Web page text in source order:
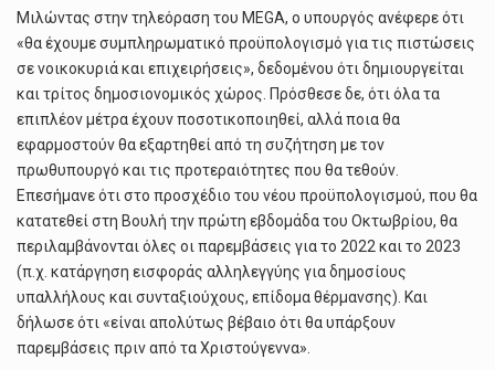
Μιλώντας στην τηλεόραση του MEGA, ο υπουργός ανέφερε ότι
«θα έχουμε συμπληρωματικό προϋπολογισμό για τις πιστώσεις
σε νοικοκυριά και επιχειρήσεις», δεδομένου ότι δημιουργείται
και τρίτος δημοσιονομικός χώρος. Πρόσθεσε δε, ότι όλα τα
επιπλέον μέτρα έχουν ποσοτικοποιηθεί, αλλά ποια θα
εφαρμοστούν θα εξαρτηθεί από τη συζήτηση με τον
πρωθυπουργό και τις προτεραιότητες που θα τεθούν.
Επεσήμανε ότι στο προσχέδιο του νέου προϋπολογισμού, που θα
κατατεθεί στη Βουλή την πρώτη εβδομάδα του Οκτωβρίου, θα
περιλαμβάνονται όλες οι παρεμβάσεις για το 2022 και το 2023
(π.χ. κατάργηση εισφοράς αλληλεγγύης για δημοσίους
υπαλλήλους και συνταξιούχους, επίδομα θέρμανσης). Και
δήλωσε ότι «είναι απολύτως βέβαιο ότι θα υπάρξουν
παρεμβάσεις πριν από τα Χριστούγεννα».